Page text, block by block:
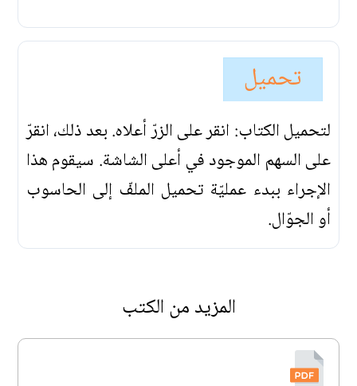
تحميل
لتحميل الكتاب: انقر على الزرّ أعلاه. بعد ذلك، انقرّ
على السهم الموجود في أعلى الشاشة. سيقوم هذا
الإجراء ببدء عمليّة تحميل الملفّ إلى الحاسوب
أو الجوّال.
المزيد من الكتب